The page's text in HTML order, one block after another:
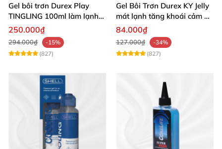
Gel bôi trơn Durex Play
TINGLING 100ml làm lạnh
tê mê kích thích
250.000₫
294.000₫
-15%
(827)
Gel Bôi Trơn Durex KY Jelly
mát lạnh tăng khoái cảm an
toàn
84.000₫
127.000₫
-34%
(827)